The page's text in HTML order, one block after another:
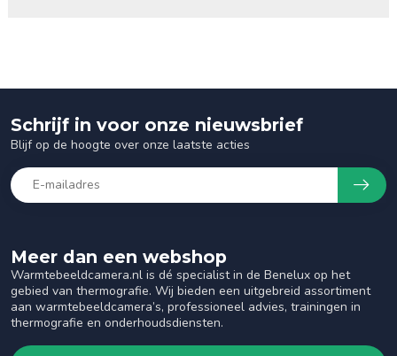
Meer dan een webshop
Warmtebeeldcamera.nl is dé specialist in de Benelux op het
gebied van thermografie. Wij bieden een uitgebreid assortiment
aan warmtebeeldcamera’s, professioneel advies, trainingen in
thermografie en onderhoudsdiensten.
Schrijf in voor onze nieuwsbrief
Blijf op de hoogte over onze laatste acties